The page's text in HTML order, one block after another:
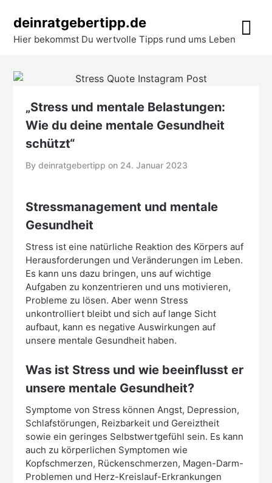
content
deinratgebertipp.de
Hier bekommst Du wertvolle Tipps rund ums Leben
„Stress und mentale Belastungen:
Wie du deine mentale Gesundheit
schützt“
By deinratgebertipp on 24. Januar 2023
Stressmanagement und mentale
Gesundheit
Stress ist eine natürliche Reaktion des Körpers auf
Herausforderungen und Veränderungen im Leben.
Es kann uns dazu bringen, uns auf wichtige
Aufgaben zu konzentrieren und uns motivieren,
Probleme zu lösen. Aber wenn Stress
unkontrolliert bleibt und sich auf lange Sicht
aufbaut, kann es negative Auswirkungen auf
unsere mentale Gesundheit haben.
Was ist Stress und wie beeinflusst er
unsere mentale Gesundheit?
Symptome von Stress können Angst, Depression,
Schlafstörungen, Reizbarkeit und Gereiztheit
sowie ein geringes Selbstwertgefühl sein. Es kann
auch zu körperlichen Symptomen wie
Kopfschmerzen, Rückenschmerzen, Magen-Darm-
Problemen und Herz-Kreislauf-Erkrankungen